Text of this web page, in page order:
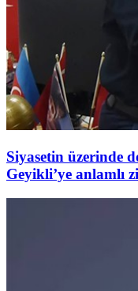
Siyasetin üzerinde
Geyikli’ye anlamlı